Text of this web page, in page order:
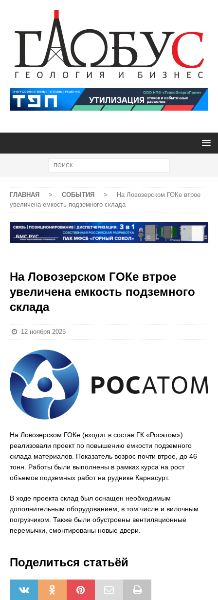
ГЛАВНАЯ > СОБЫТИЯ >
На Ловозерском ГОКе втрое
увеличена емкость подземного склада
На Ловозерском ГОКе втрое
увеличена емкость подземного
склада
12 ноября 2025
На Ловозерском ГОКе (входит в состав ГК «Росатом»)
реализовали проект по повышению емкости подземного
склада материалов. Показатель возрос почти втрое, до 46
тонн. Работы были выполнены в рамках курса на рост
объемов подземных работ на руднике Карнасурт.
В ходе проекта склад был оснащен необходимым
дополнительным оборудованием, в том числе и вилочным
погрузчиком. Также были обустроены вентиляционные
перемычки, смонтированы новые двери.
Поделиться статьёй